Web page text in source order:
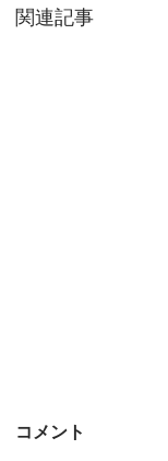
関連記事
コメント